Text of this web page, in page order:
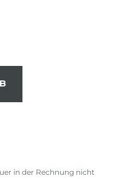
in der Rechnung nicht